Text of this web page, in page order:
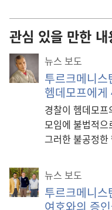
관심 있을 만한 내
뉴스 보도
투르크메니
헴데모프에
경찰이 헴데모
모임에 불법적
그러한 불공정
뉴스 보도
투르크메니